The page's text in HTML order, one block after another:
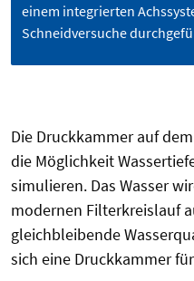
einem integrierten
Schneidversuche
Die Druckkammer auf
die Möglichkeit
simulieren. Das Wasser
modernen Filterkreislauf
gleichbleibende
sich eine Druckkammer